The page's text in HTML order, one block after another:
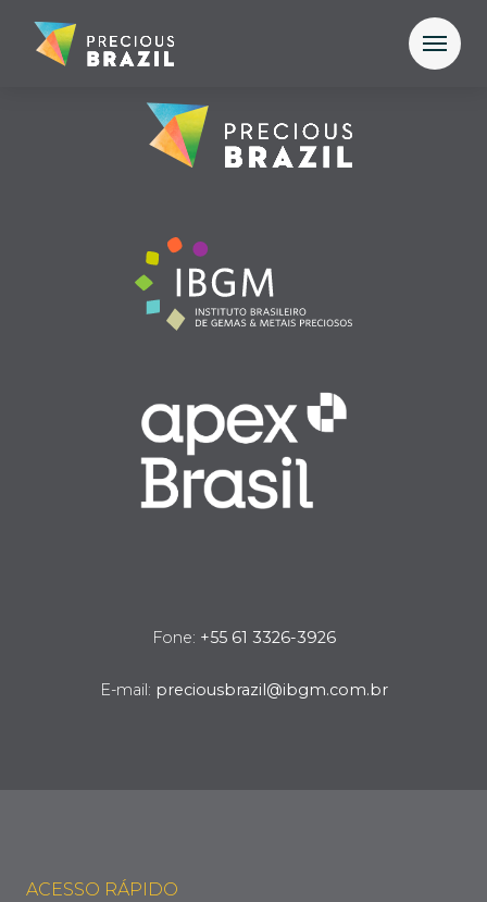
Fone: +55 61 3326-3926
E-mail: preciousbrazil@ibgm.com.br
ACESSO RÁPIDO